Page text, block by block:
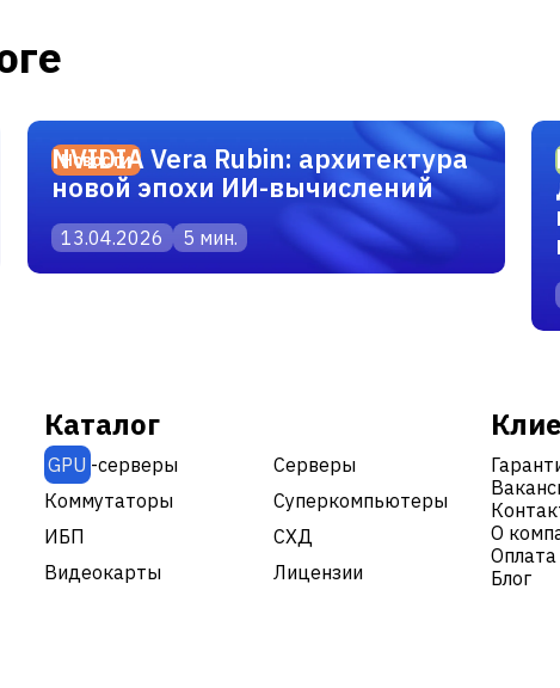
Новости
13.04.2026 5 мин.
NVIDIA Vera Rubin: архитектура
новой эпохи ИИ-вычислений
Каталог
GPU -серверы
Серверы
Коммутаторы
Суперкомпьютеры
ИБП
СХД
Видеокарты
Лицензии
О
Блог